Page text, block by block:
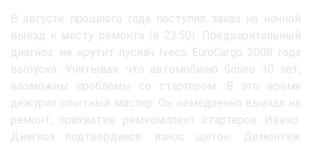
В августе прошлого года поступил заказ на ночной
выезд к месту ремонта (в 23.50). Предварительный
диагноз: не крутит пускач Iveco EuroCargo 2008 года
выпуска. Учитывая, что автомобилю более 10 лет,
возможны проблемы со стартером. В это время
дежурил опытный мастер. Он немедленно выехал на
ремонт, прихватив ремкомплект стартеров Ивеко.
Диагноз подтвердился: износ щеток. Демонтаж